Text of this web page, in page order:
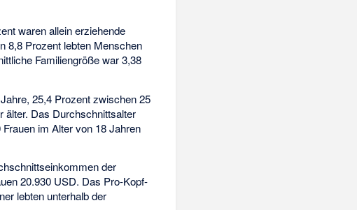
waren allein erziehende
8,8 Prozent lebten Menschen
Familiengröße war 3,38
25,4 Prozent zwischen 25
älter. Das Durchschnittsalter
im Alter von 18 Jahren
der
20.930 USD. Das Pro-Kopf-
lebten unterhalb der